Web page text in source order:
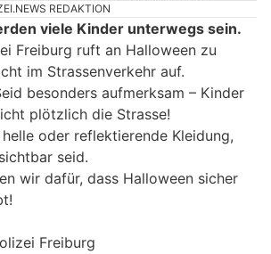
REDAKTION
viele Kinder unterwegs sein.
Freiburg ruft an Halloween zu
im Strassenverkehr auf.
besonders aufmerksam – Kinder
plötzlich die Strasse!
oder reflektierende Kleidung,
seid.
wir dafür, dass Halloween sicher
Freiburg